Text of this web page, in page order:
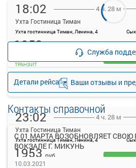
18:02
Ухта Гостиница Тиман
Ухта гостинница Тиман, Ленина, 4
4 ч. 28 м
Детали рейса
1953
ТРАНЗИТ
23:02
Ухта Гостиница Тиман
Ухта гостинница Тиман, Ленина, 4
4 ч. 28 м
1953 руб.
Служба
Ваши отзывы и
Контакты справочной
С 01 МАРТА ВОЗОБНОВЛЯЕТ
ВОКЗАЛЕ Г. МИКУНЬ
10.03.2021